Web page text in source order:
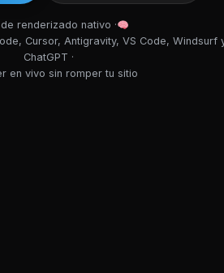
renderizado nativo ·
Cursor, Antigravity, VS Code, Windsurf
ChatGPT ·
en vivo sin romper tu sitio